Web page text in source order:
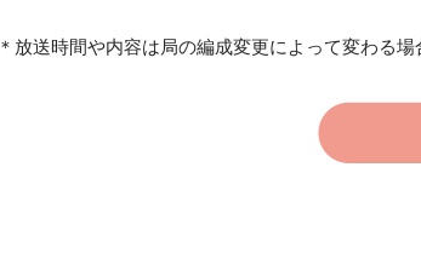
＊放送時間や内容は局の編成変更によって変わる